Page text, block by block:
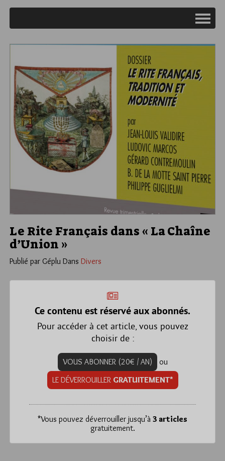
Le Rite Français dans « La Chaîne
d’Union »
Publié par Géplu Dans Divers
Ce contenu est réservé aux abonnés.
Pour accéder à cet article, vous pouvez
choisir de :
VOUS ABONNER (20€ / AN)
ou
LE DÉVERROUILLER GRATUITEMENT*
*Vous pouvez déverrouiller jusqu’à 3 articles
gratuitement.